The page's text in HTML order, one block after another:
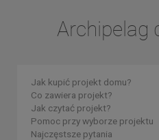
Archipelag
Jak kupić projekt domu?
Co zawiera projekt?
Jak czytać projekt?
Pomoc przy wyborze projektu
Najczęstsze pytania